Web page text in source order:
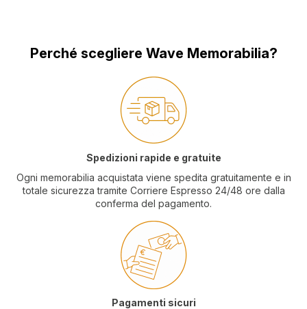
Perché scegliere Wave Memorabilia?
Spedizioni rapide e gratuite
Ogni memorabilia acquistata viene spedita gratuitamente e in
totale sicurezza tramite Corriere Espresso 24/48 ore dalla
conferma del pagamento.
Pagamenti sicuri